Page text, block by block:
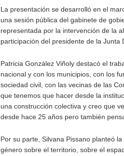
La presentación se desarrolló en el
una sesión pública del gabinete de
representada por la intervención de la
participación del presidente de la Junta
Patricia González Viñoly destacó el
nacional y con los municipios, con los
sociedad civil, con las vecinas de las
que tenemos que hacer desde la
una construcción colectiva y creo que
desde hace 25 años pero también
Por su parte, Silvana Pissano planteó
género sobre el territorio, sobre el